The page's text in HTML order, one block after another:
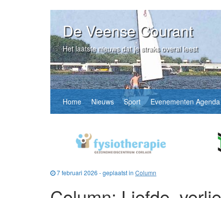
De Veense Courant
Het laatste nieuws dat je straks overal leest
Home Nieuws Sport Evenementen Agenda
7 februari 2026 - geplaatst in Column